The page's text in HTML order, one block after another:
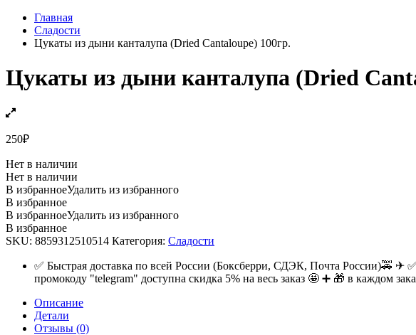
Главная
Сладости
Цукаты из дыни канталупа (Dried Cantaloupe) 100гр.
Цукаты из дыни канталупа (Dried
250₽
Нет в наличии
Нет в наличии
В избранноеУдалить из избранного
В избранное
В избранноеУдалить из избранного
В избранное
SKU: 8859312510514 Категория: Сладости
✅ Быстрая доставка по всей России (Боксберри, СДЭК, Почта России)🚕 ✈
промокоду "telegram" доступна скидка 5% на весь заказ 🤩 ➕ 🎁 в каждом
Описание
Детали
Отзывы (0)